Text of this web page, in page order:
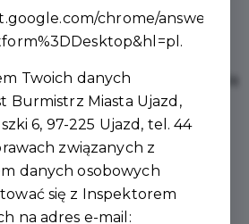
specjalizująca się w budowie
– z bali, klasycznych i
drewniane, które zamieniają
miejsca do relaksu i spotkań.
– z bali, klasyczne i
do stylu Twojego
chrome/answer/
.
Twoich danych
Burmistrz Miasta Ujazd,
6, 97-225 Ujazd, tel. 44
związanych z
danych osobowych
się z Inspektorem
na adres e-mail: